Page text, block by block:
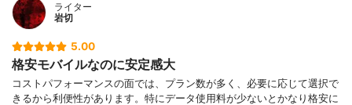
ライター
岩切
5.00
格安モバイルなのに安定感大
コストパフォーマンスの面では、プラン数が多く、必要に応じて選択で
きるから利便性があります。特にデータ使用料が少ないとかなり格安に